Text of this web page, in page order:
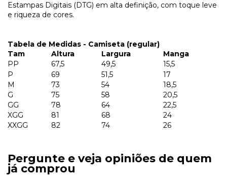
Estampas Digitais (DTG) em alta definição, com toque leve
e riqueza de cores.
Tabela de Medidas - Camiseta (regular)
Tam
Altura Largura
Manga
PP
67,5 49,5
15,5
P
69 51,5
17
M
73 54
18,5
G
75 58
20,5
GG
78 64
22,5
XGG
81 68
24
XXGG
82 74 26
Pergunte e veja opiniões de quem
já comprou